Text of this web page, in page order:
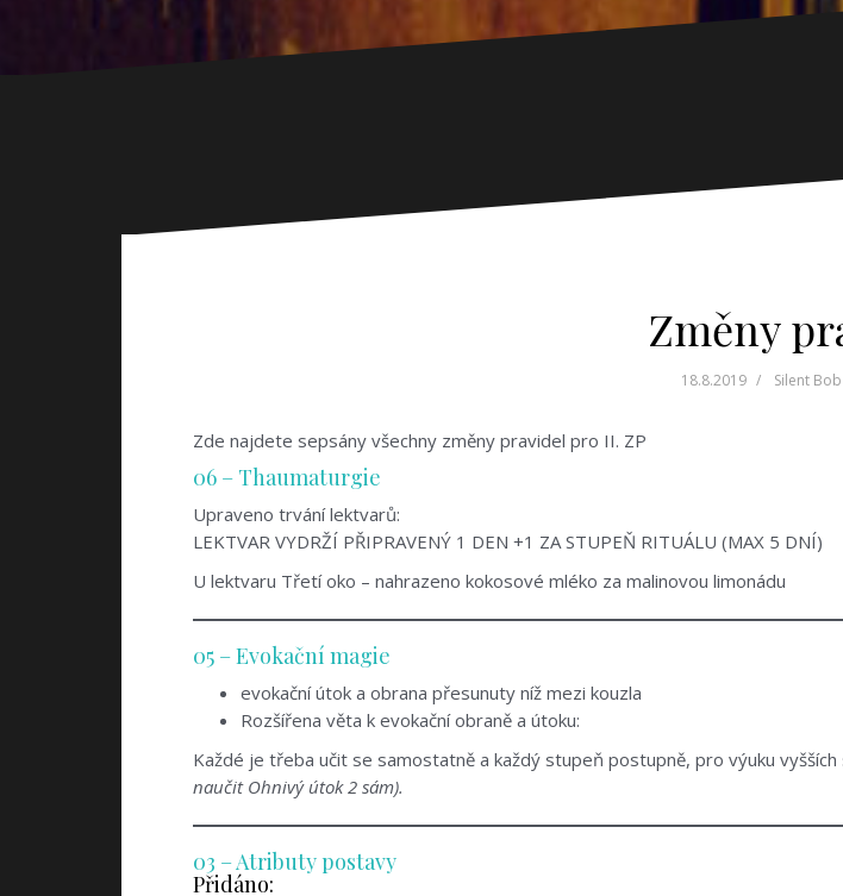
Změny
18.8.2019 Silent Bob
Zde najdete sepsány všechny změny pravidel pro II. ZP
06 – Thaumaturgie
Upraveno trvání lektvarů:
LEKTVAR VYDRŽÍ PŘIPRAVENÝ 1 DEN +1 ZA STUPEŇ RITUÁLU (MAX 5 DNÍ)
U lektvaru Třetí oko – nahrazeno kokosové mléko za malinovou limonádu
05 – Evokační magie
evokační útok a obrana přesunuty níž mezi kouzla
Rozšířena věta k evokační obraně a útoku:
Každé je třeba učit se samostatně a každý stupeň postupně, pro výuku
naučit Ohnivý útok 2 sám).
03 – Atributy postavy
Přidáno: